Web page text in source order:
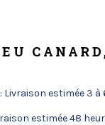
: Livraison estimée 3 à
estimée 48